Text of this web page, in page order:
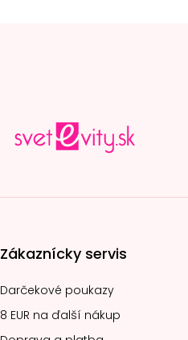
Zákaznícky servis
Darčekové poukazy
8 EUR na ďalší nákup